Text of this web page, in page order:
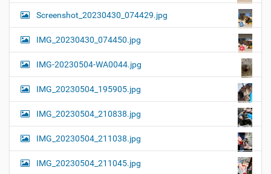
Screenshot_20230430_074429.jpg
IMG_20230430_074450.jpg
IMG-20230504-WA0044.jpg
IMG_20230504_195905.jpg
IMG_20230504_210838.jpg
IMG_20230504_211038.jpg
IMG_20230504_211045.jpg